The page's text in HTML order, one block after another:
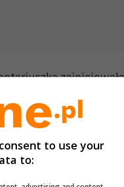
dłoń". To
ukraińskie kobiety z
higieniczne, ubrania,
pomagają
od kuchni, co jest w
to use your
to: